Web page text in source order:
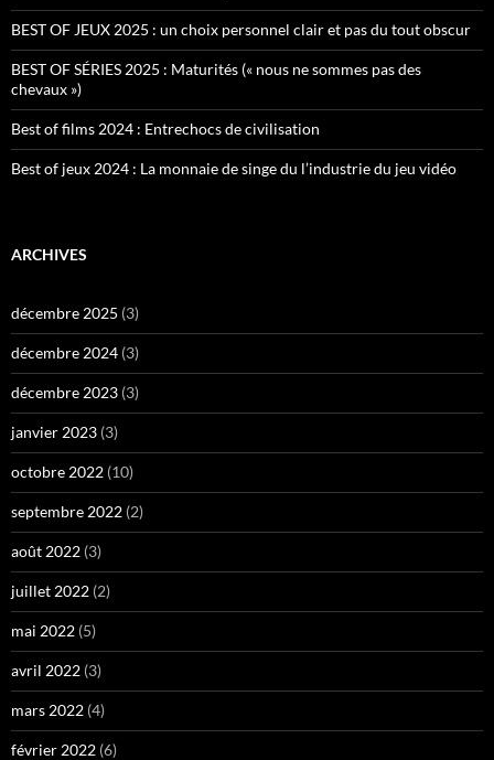
BEST OF JEUX 2025 : un choix personnel clair et pas du tout obscur
BEST OF SÉRIES 2025 : Maturités (« nous ne sommes pas des
chevaux »)
Best of films 2024 : Entrechocs de civilisation
Best of jeux 2024 : La monnaie de singe du l’industrie du jeu vidéo
ARCHIVES
décembre 2025 (3)
décembre 2024 (3)
décembre 2023 (3)
janvier 2023 (3)
octobre 2022 (10)
septembre 2022 (2)
août 2022 (3)
juillet 2022 (2)
mai 2022 (5)
avril 2022 (3)
mars 2022 (4)
février 2022 (6)